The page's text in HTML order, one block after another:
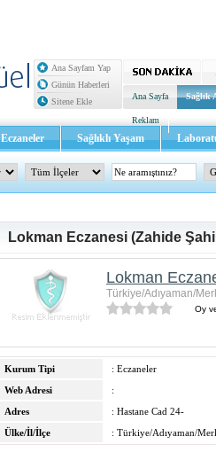
Ana Sayfam Yap
Günün Haberleri
Sitene Ekle
Ana Sayfa Sağlık
Reklam
Eczaneler Sağlıklı Yaşam
Lokman Eczanesi (Zahide
Lokman
Türkiye/Adıyaman/
Oy
Kurum Tipi
: Eczaneler
Web Adresi
:
Adres
: Hastane Cad 24-
Ülke/İl/İlçe
: Türkiye/Adıyaman/